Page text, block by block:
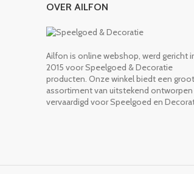
OVER AILFON
Ailfon is online webshop, werd gericht
2015 voor Speelgoed & Decoratie
producten. Onze winkel biedt een groot
assortiment van uitstekend ontworpen
vervaardigd voor Speelgoed en